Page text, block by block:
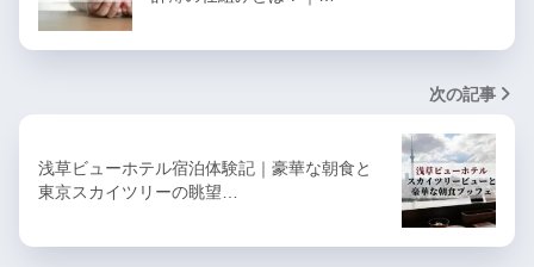
次の記事
浅草ビューホテル宿泊体験記｜豪華な朝食と
東京スカイツリーの眺望…